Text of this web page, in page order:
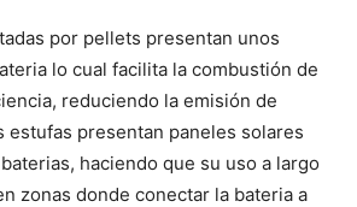
por pellets presentan unos
lo cual facilita la combustión de
reduciendo la emisión de
estufas presentan paneles solares
haciendo que su uso a largo
zonas donde conectar la bateria a